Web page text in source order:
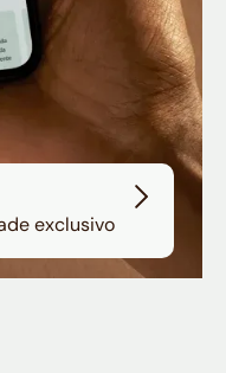
exclusivo